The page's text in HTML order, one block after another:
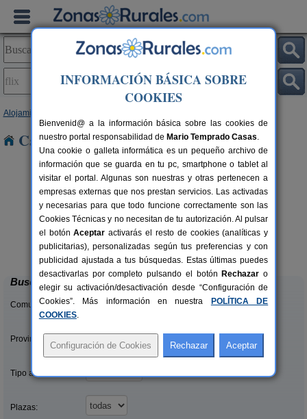
Alojamientos
Casas Rurales en Flix
2-20 pers.
desde25 €
Lo Trabucador Alojamiento Rural
Poble Nou del Delta (Tarragona)
Buscar
Comunidades:
Provincias/Islas:
Tipo alquiler:
Plazas:
INFORMACIÓN BÁSICA SOBRE
COOKIES
Bienvenid@ a la información básica sobre las cookies de
nuestro portal responsabilidad de Mario Temprado Casas.
Una cookie o galleta informática es un pequeño archivo de
información que se guarda en tu pc, smartphone o tablet al
visitar el portal. Algunas son nuestras y otras pertenecen a
empresas externas que nos prestan servicios. Las activadas
y necesarias para que todo funcione correctamente son las
Cookies Técnicas y no necesitan de tu autorización. Al pulsar
el botónAceptar activarás el resto de cookies (analíticas y
publicitarias), personalizadas según tus preferencias y con
publicidad ajustada a tus búsquedas. Estas últimas puedes
desactivarlas por completo pulsando el botón Rechazar o
elegir su activación/desactivación desde “Configuración de
Cookies”. Más información en nuestra
POLÍTICA DE
COOKIES.